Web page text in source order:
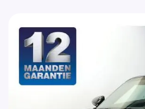
Multi-functioneel
Nachtzicht-assistent
Navigatiesysteem full
Origineel Nederlands